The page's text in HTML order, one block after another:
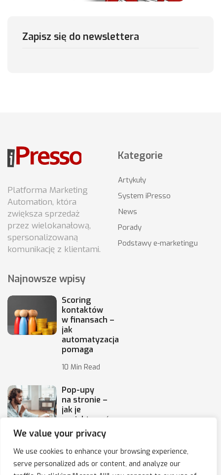
We value your privacy
We use cookies to enhance your browsing experience,
serve personalized ads or content, and analyze our
Zapisz się do newslettera
Platforma Marketing
Automation, która
zwiększa sprzedaż
przez wielokanałową,
spersonalizowaną
komunikację z klientami.
Kategorie
Artykuły
System iPresso
News
Porady
Podstawy e-marketingu
Najnowsze wpisy
Scoring
kontaktów
w finansach –
jak
automatyzacja
pomaga
10 Min Read
Pop-upy
na stronie –
jak je
projektować,
by
10 Min Read